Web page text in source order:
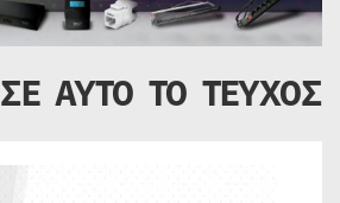
ΣΕ ΑΥΤΟ ΤΟ ΤΕΥΧΟΣ